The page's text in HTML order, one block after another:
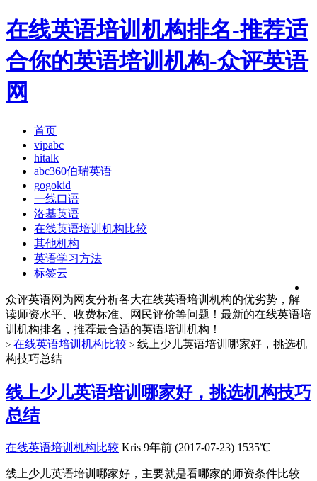
在线英语培训机构排名-推荐适
合你的英语培训机构-众评英语
网
首页
vipabc
hitalk
abc360伯瑞英语
gogokid
一线口语
洛基英语
在线英语培训机构比较
其他机构
英语学习方法
标签云
众评英语网为网友分析各大在线英语培训机构的优劣势，解
读师资水平、收费标准、网民评价等问题！最新的在线英语培
训机构排名，推荐最合适的英语培训机构！
> 在线英语培训机构比较 > 线上少儿英语培训哪家好，挑选机
构技巧总结
线上少儿英语培训哪家好，挑选机构技巧
总结
在线英语培训机构比较 Kris 9年前 (2017-07-23) 1535℃
线上少儿英语培训哪家好，主要就是看哪家的师资条件比较